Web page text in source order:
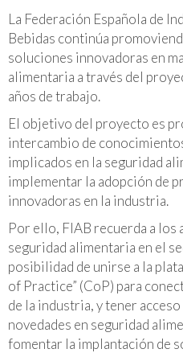
La Federación Española de
Bebidas continúa
soluciones innovadoras en
alimentaria a través del
años de trabajo.
El objetivo del proyecto es
intercambio de
implicados en la seguridad
implementar la adopción de
innovadoras en la industria.
Por ello, FIAB recuerda a
seguridad alimentaria en el
posibilidad de unirse a la
of Practice” (CoP) para
de la industria, y tener
novedades en seguridad
fomentar la implantación de